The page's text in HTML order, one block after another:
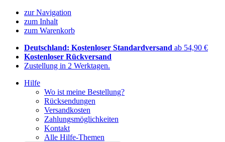
zur Navigation
zum Inhalt
zum Warenkorb
Deutschland: Kostenloser Standardversand ab 54,90 €
Kostenloser Rückversand
Zustellung in 2 Werktagen.
Hilfe
Wo ist meine Bestellung?
Rücksendungen
Versandkosten
Zahlungsmöglichkeiten
Kontakt
Alle Hilfe-Themen